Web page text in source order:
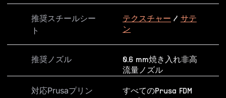
推奨スチールシー
ト
テクスチャー / サテ
ン
推奨ノズル
0.6 mm焼き入れ非高
流量ノズル
対応Prusaプリン
すべてのPrusa FDM